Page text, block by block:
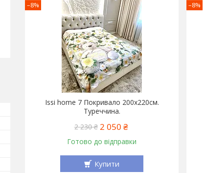
–8%
Issi home 7 Покривало 200x220см.
Туреччина.
2 230 ₴ 2 050 ₴
Готово до відправки
Купити
–8%